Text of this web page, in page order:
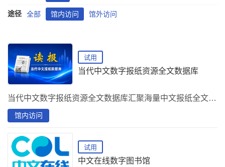
途径 全部 馆内访问 馆外访问
试用
当代中文数字报纸资源全文数据库
当代中文数字报纸资源全文数据库汇聚海量中文报纸全文资源，覆盖时政、经济、科技、文化等领域，为读者提供权威、连续、可追溯的数字报纸阅读与研究服务。
馆内访问
试用
中文在线数字图书馆